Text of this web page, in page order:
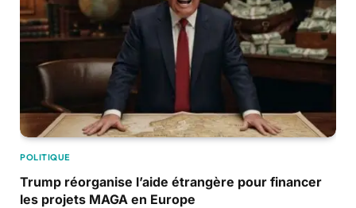
POLITIQUE
Trump réorganise l’aide étrangère pour financer
les projets MAGA en Europe